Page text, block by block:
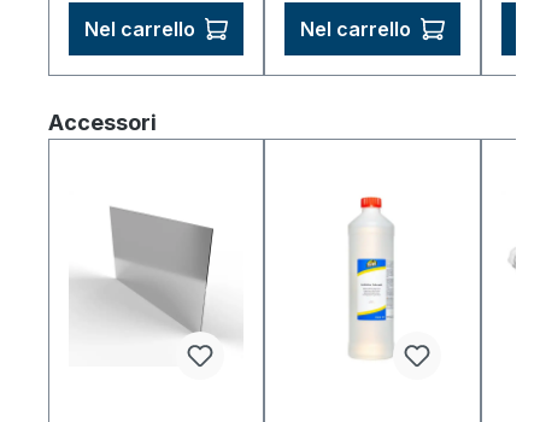
Nel carrello Nel carrello
Salta la galleria dei prodotti
Accessori